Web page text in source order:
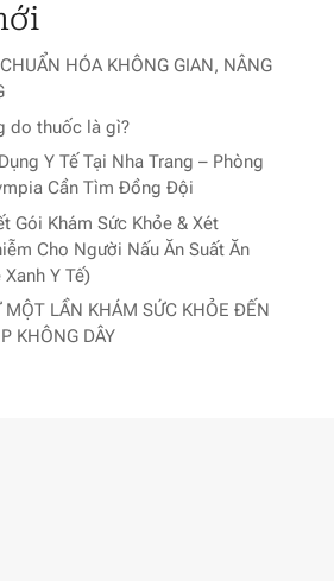
HÓA KHÔNG GIAN, NÂNG
do thuốc là gì?
Y Tế Tại Nha Trang – Phòng
Cần Tìm Đồng Đội
Gói Khám Sức Khỏe & Xét
Cho Người Nấu Ăn Suất Ăn
Y Tế)
MỘT LẦN KHÁM SỨC KHỎE ĐẾN
KHÔNG DÂY